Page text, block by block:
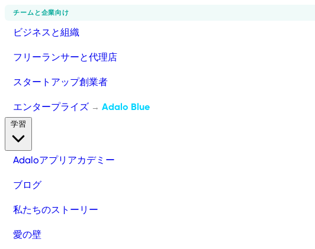
チームと企業向け
ビジネスと組織
フリーランサーと代理店
スタートアップ創業者
エンタープライズ → Adalo Blue
Adaloアプリアカデミー
ブログ
私たちのストーリー
愛の壁